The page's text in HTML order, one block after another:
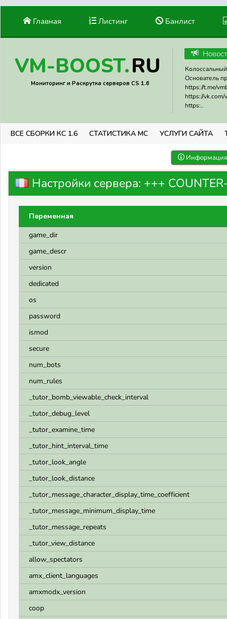
Главная Листинг Банлист
VM-BOOST.RU
Мониторинг и Раскрутка серверов CS 1.6
Основатель
https://t.me/
https://vk.com/
https:..
ВСЕ СБОРКИ КС 1.6 СТАТИСТИКА МС УСЛУГИ САЙТА
Настройки сервера: +++
Переменная
game_dir
game_descr
version
dedicated
os
password
ismod
secure
num_bots
num_rules
_tutor_bomb_viewable_check_interval
_tutor_debug_level
_tutor_examine_time
_tutor_hint_interval_time
_tutor_look_angle
_tutor_look_distance
_tutor_message_character_display_time_coefficient
_tutor_message_minimum_display_time
_tutor_message_repeats
_tutor_view_distance
allow_spectators
amx_client_languages
amxmodx_version
coop